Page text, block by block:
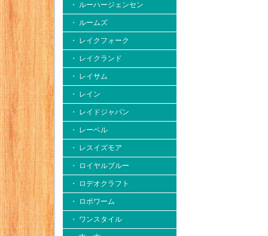
・ ルーハージェンセン
・ ルームズ
・ レイクフォーク
・ レイクランド
・ レイサム
・ レイン
・ レイドジャパン
・ レーベル
・ レスイズモア
・ ロイヤルブルー
・ ロデオクラフト
・ ロボワーム
・ ワンスタイル